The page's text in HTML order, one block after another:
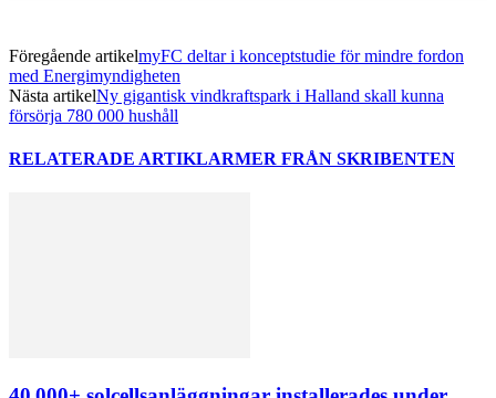
Föregående artikelmyFC deltar i konceptstudie för mindre fordon
med Energimyndigheten
Nästa artikelNy gigantisk vindkraftspark i Halland skall kunna
försörja 780 000 hushåll
RELATERADE ARTIKLARMER FRÅN SKRIBENTEN